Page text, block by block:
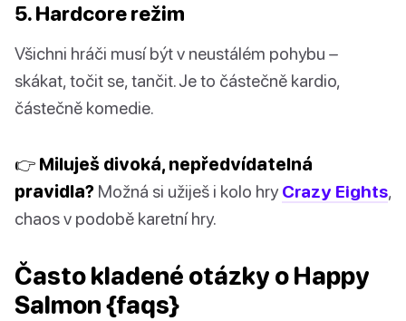
5. Hardcore režim
Všichni hráči musí být v neustálém pohybu –
skákat, točit se, tančit. Je to částečně kardio,
částečně komedie.
👉 Miluješ divoká, nepředvídatelná
pravidla? Možná si užiješ i kolo hry Crazy Eights,
chaos v podobě karetní hry.
Často kladené otázky o Happy
Salmon {faqs}